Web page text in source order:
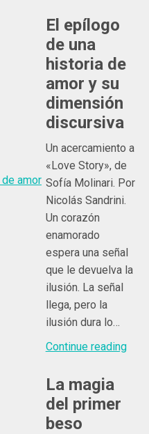
El epílogo
de una
historia de
amor y su
dimensión
discursiva
Un acercamiento a
«Love Story», de
Sofía Molinari. Por
Nicolás Sandrini.
Un corazón
enamorado
espera una señal
que le devuelva la
ilusión. La señal
llega, pero la
ilusión dura lo…
Continue reading
La magia
del primer
beso